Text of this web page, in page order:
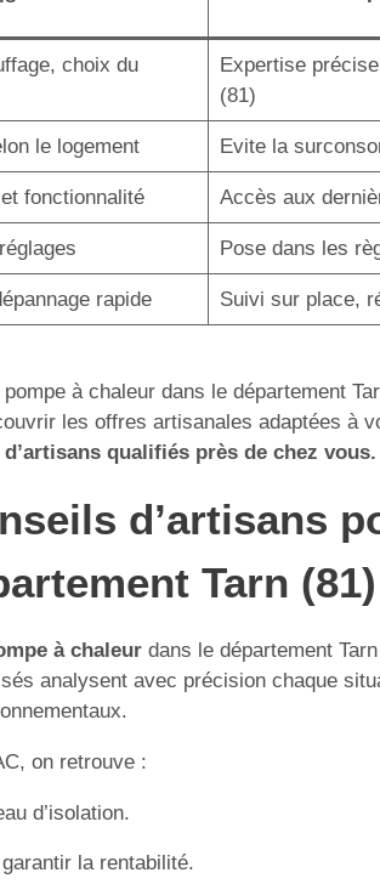
choix du
Expertise
(81)
le logement Evite la
fonctionnalité Accès aux
Pose dans les
rapide Suivi sur place,
à chaleur dans le département
les offres artisanales adaptées à
qualifiés près de chez vous.
d’artisans
Tarn (81)
à chaleur dans le département
analysent avec précision chaque
on retrouve :
d’isolation.
la rentabilité.